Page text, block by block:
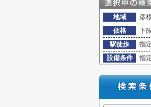
地域
彦
価格
下
駅徒歩
指
設備条件
指